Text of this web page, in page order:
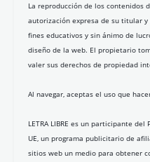
La reproducción de los contenidos
autorización expresa de su titular y
fines educativos y sin ánimo de
diseño de la web. El propietario
valer sus derechos de propiedad
Al navegar, aceptas el uso que
LETRA LIBRE es un participante
UE, un programa publicitario de
sitios web un medio para obtener